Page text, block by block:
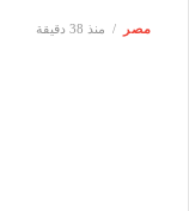
مصر منذ 38 دقيقة